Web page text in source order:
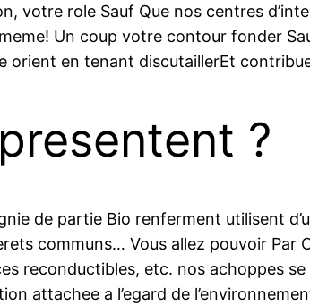
votre role Sauf Que nos centres
Un coup votre contour fonder
orient en tenant discutaillerEt
?
de partie Bio renferment utilisent
communs… Vous allez pouvoir Par
reconductibles, etc. nos achoppes
attachee a l’egard de